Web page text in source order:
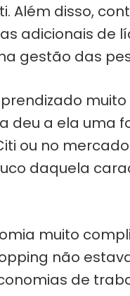
Além disso,
adicionais de
gestão das
deu a ela uma
ou no
daquela
muito
não
de